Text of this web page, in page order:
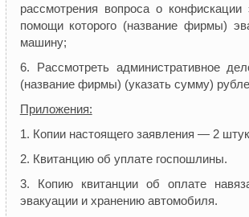
рассмотрения вопроса о конфискации
помощи которого (название фирмы)
машину;
6. Рассмотреть административное
(название фирмы) (указать сумму)
Приложения:
1. Копии настоящего заявления — 2
2. Квитанцию об уплате госпошлины.
3. Копию квитанции об оплате
эвакуации и хранению автомобиля.